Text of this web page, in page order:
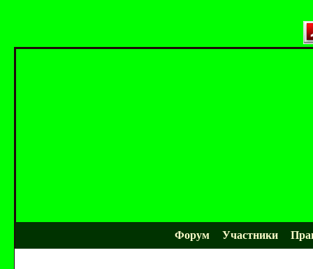
Форум Участники